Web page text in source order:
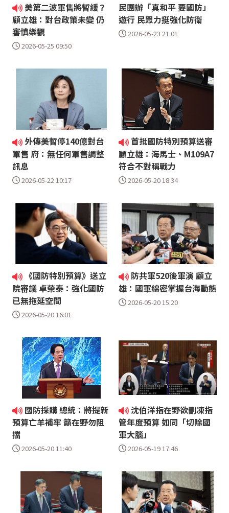
美第二波軍售將暫緩？
顧立雄：對台政策未變 仍
審慎樂觀
2026-05-25 09:50
民團辦「真和平 要國防」
遊行 民眾力挺強化防衛
2026-05-23 21:01
外傳美暫停140億對台
軍售 府：無任何軍售調整
訊息
2026-05-22 10:17
首批國防特別預算送審
顧立雄：海馬士、M109A7
符合不對稱戰力
2026-05-20 18:34
《國防特別預算》送立
院審議 卓榮泰：強化國防
已無拖延空間
2026-05-20 16:01
防共軍520後軍演 顧立
雄：國軍綿密掌握台海動態
2026-05-20 15:20
國防採購 總統：將提新
預算亡羊補牢 籲在野勿阻
擋
2026-05-20 11:40
沈伯洋指在野欲刪凍指
管年度預算 如同「切除國
軍大腦」
2026-05-19 17:46